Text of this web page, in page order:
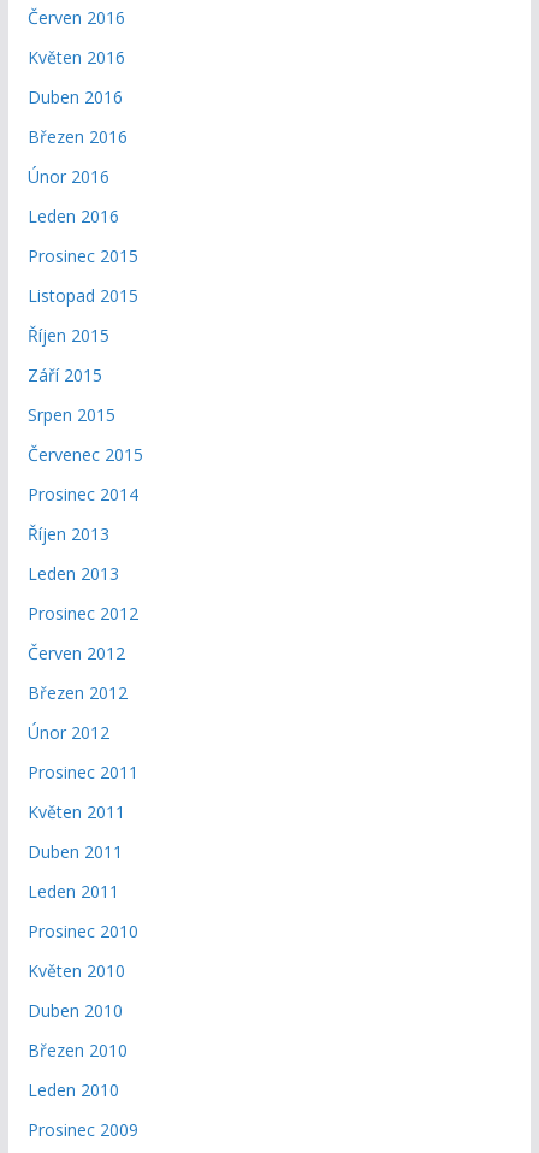
Červen 2016
Květen 2016
Duben 2016
Březen 2016
Únor 2016
Leden 2016
Prosinec 2015
Listopad 2015
Říjen 2015
Září 2015
Srpen 2015
Červenec 2015
Prosinec 2014
Říjen 2013
Leden 2013
Prosinec 2012
Červen 2012
Březen 2012
Únor 2012
Prosinec 2011
Květen 2011
Duben 2011
Leden 2011
Prosinec 2010
Květen 2010
Duben 2010
Březen 2010
Leden 2010
Prosinec 2009